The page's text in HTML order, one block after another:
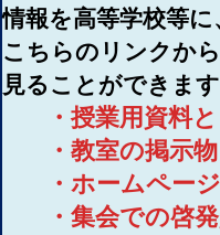
情報を高等学校等に
こちらのリンクか
見ることができます
・授業用資料
・教室の掲示
・ホームペー
・集会での啓